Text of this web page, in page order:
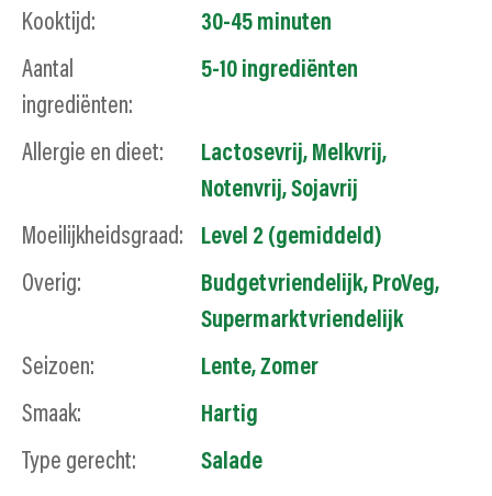
Kooktijd:
30-45 minuten
Aantal
ingrediënten:
5-10 ingrediënten
Allergie en dieet: Lactosevrij, Melkvrij,
Notenvrij,Sojavrij
Moeilijkheidsgraad:
Level 2 (gemiddeld)
Overig:
Budgetvriendelijk, ProVeg,
Supermarktvriendelijk
Seizoen:
Lente,Zomer
Smaak:
Hartig
Type gerecht:
Salade